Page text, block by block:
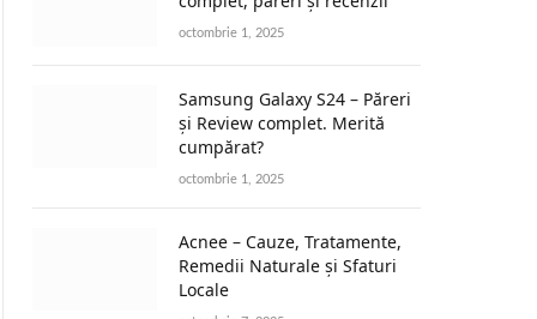
octombrie 1, 2025
Samsung Galaxy S24 – Păreri
și Review complet. Merită
cumpărat?
octombrie 1, 2025
Acnee – Cauze, Tratamente,
Remedii Naturale și Sfaturi
Locale